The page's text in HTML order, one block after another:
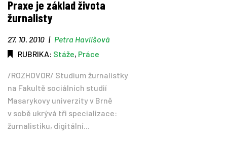
Praxe je základ života
žurnalisty
27. 10. 2010 | Petra Havlišová
RUBRIKA: Stáže, Práce
/ROZHOVOR/ Studium žurnalistky
na Fakultě sociálních studií
Masarykovy univerzity v Brně
v sobě ukrývá tři specializace:
žurnalistiku, digitální...